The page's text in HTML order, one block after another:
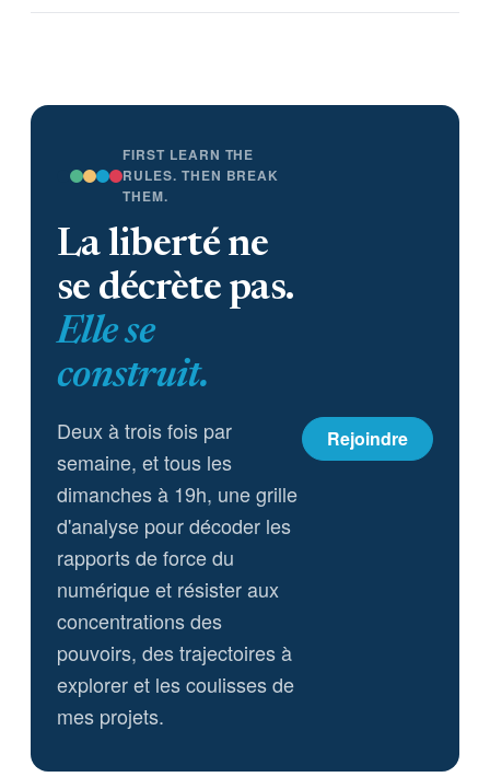
Chambre d’adopter une
leurs garanties contractuelles ;
minimales ; et (3) se prononcer
sur l’usage de l’IA pour la
surveillance de masse et les
FIRST LEARN THE
RULES. THEN BREAK
THEM.
La liberté ne
se décrète pas.
Elle se
construit.
Deux à trois fois par
semaine, et tous les
dimanches à 19h, une grille
d'analyse pour décoder les
rapports de force du
numérique et résister aux
concentrations des
pouvoirs, des trajectoires à
explorer et les coulisses de
mes projets.
Rejoindre